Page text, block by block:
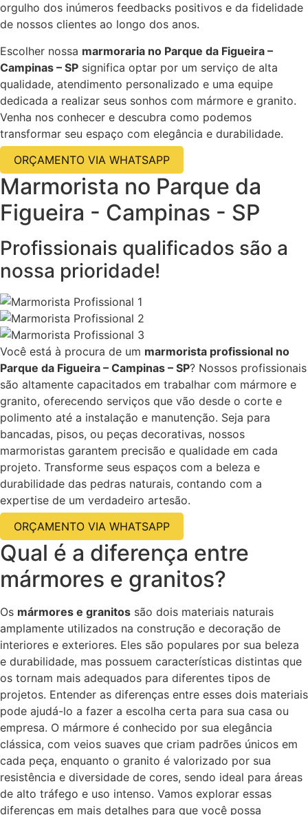
orgulho dos inúmeros feedbacks positivos e da fidelidade
de nossos clientes ao longo dos anos.
Escolher nossa marmoraria no Parque da Figueira –
Campinas – SP significa optar por um serviço de alta
qualidade, atendimento personalizado e uma equipe
dedicada a realizar seus sonhos com mármore e granito.
Venha nos conhecer e descubra como podemos
transformar seu espaço com elegância e durabilidade.
ORÇAMENTO VIA WHATSAPP
Marmorista no Parque da
Figueira - Campinas - SP
Profissionais qualificados são a
nossa prioridade!
Você está à procura de um marmorista profissional no
Parque da Figueira – Campinas – SP? Nossos profissionais
são altamente capacitados em trabalhar com mármore e
granito, oferecendo serviços que vão desde o corte e
polimento até a instalação e manutenção. Seja para
bancadas, pisos, ou peças decorativas, nossos
marmoristas garantem precisão e qualidade em cada
projeto. Transforme seus espaços com a beleza e
durabilidade das pedras naturais, contando com a
expertise de um verdadeiro artesão.
ORÇAMENTO VIA WHATSAPP
Qual é a diferença entre
mármores e granitos?
Os mármores e granitos são dois materiais naturais
amplamente utilizados na construção e decoração de
interiores e exteriores. Eles são populares por sua beleza
e durabilidade, mas possuem características distintas que
os tornam mais adequados para diferentes tipos de
projetos. Entender as diferenças entre esses dois materiais
pode ajudá-lo a fazer a escolha certa para sua casa ou
empresa. O mármore é conhecido por sua elegância
clássica, com veios suaves que criam padrões únicos em
cada peça, enquanto o granito é valorizado por sua
resistência e diversidade de cores, sendo ideal para áreas
de alto tráfego e uso intenso. Vamos explorar essas
diferenças em mais detalhes para que você possa